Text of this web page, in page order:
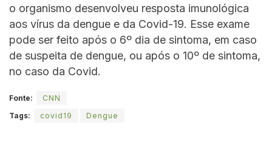
o organismo desenvolveu resposta imunológica
aos vírus da dengue e da Covid-19. Esse exame
pode ser feito após o 6º dia de sintoma, em caso
de suspeita de dengue, ou após o 10º de sintoma,
no caso da Covid.
Fonte:
CNN
Tags:
covid19 Dengue